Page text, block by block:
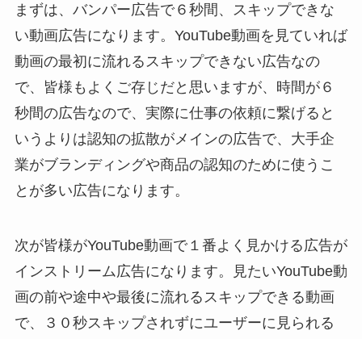
まずは、バンパー広告で６秒間、スキップできな
い動画広告になります。YouTube動画を見ていれば
動画の最初に流れるスキップできない広告なの
で、皆様もよくご存じだと思いますが、時間が６
秒間の広告なので、実際に仕事の依頼に繋げると
いうよりは認知の拡散がメインの広告で、大手企
業がブランディングや商品の認知のために使うこ
とが多い広告になります。
次が皆様がYouTube動画で１番よく見かける広告が
インストリーム広告になります。見たいYouTube動
画の前や途中や最後に流れるスキップできる動画
で、３０秒スキップされずにユーザーに見られる